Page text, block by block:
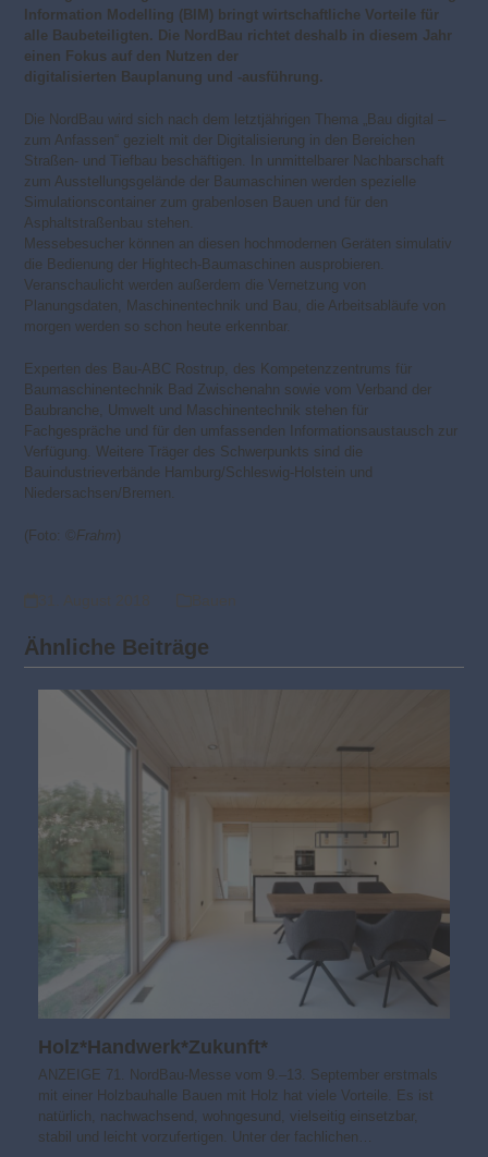
Information Modelling (BIM) bringt wirtschaftliche Vorteile für
alle Baubeteiligten. Die NordBau richtet deshalb in diesem Jahr
einen Fokus auf den Nutzen der
digitalisierten Bauplanung und -ausführung.
Die NordBau wird sich nach dem letztjährigen Thema „Bau digital –
zum Anfassen“ gezielt mit der Digitalisierung in den Bereichen
Straßen- und Tiefbau beschäftigen. In unmittelbarer Nachbarschaft
zum Ausstellungsgelände der Baumaschinen werden spezielle
Simulationscontainer zum grabenlosen Bauen und für den
Asphaltstraßenbau stehen.
Messebesucher können an diesen hochmodernen Geräten simulativ
die Bedienung der Hightech-Baumaschinen ausprobieren.
Veranschaulicht werden außerdem die Vernetzung von
Planungsdaten, Maschinentechnik und Bau, die Arbeitsabläufe von
morgen werden so schon heute erkennbar.
Experten des Bau-ABC Rostrup, des Kompetenzzentrums für
Baumaschinentechnik Bad Zwischenahn sowie vom Verband der
Baubranche, Umwelt und Maschinentechnik stehen für
Fachgespräche und für den umfassenden Informationsaustausch zur
Verfügung. Weitere Träger des Schwerpunkts sind die
Bauindustrieverbände Hamburg/Schleswig-Holstein und
Niedersachsen/Bremen.
(Foto: © Frahm)
Ähnliche Beiträge
Holz*Handwerk*Zukunft*
ANZEIGE 71. NordBau-Messe vom 9.–13. September erstmals
mit einer Holzbauhalle Bauen mit Holz hat viele Vorteile. Es ist
natürlich, nachwachsend, wohngesund, vielseitig einsetzbar,
stabil und leicht vorzufertigen. Unter der fachlichen…